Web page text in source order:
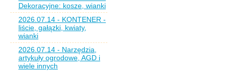
Dekoracyjne: kosze, wianki
2026.07.14 - KONTENER -
liście, gałązki, kwiaty,
wianki
2026.07.14 - Narzędzia,
artykuły ogrodowe, AGD i
wiele innych